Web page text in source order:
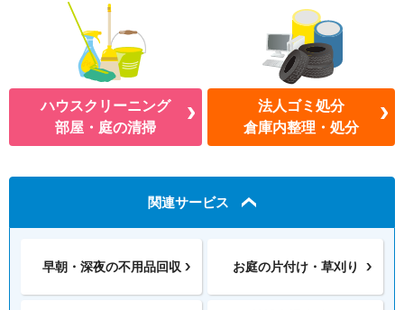
ハウスクリーニング
部屋・庭の清掃
法人ゴミ処分
倉庫内整理・処分
関連サービス
早朝・深夜の不用品回収 お庭の片付け・ 草刈り